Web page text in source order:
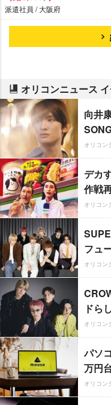
派遣社員 / 大阪府
オリコンニュース
向井
オリコン
デカ
作戦
オリコン
フュ
オリコン
ドら
オリコン
パソ
万円
オリコン